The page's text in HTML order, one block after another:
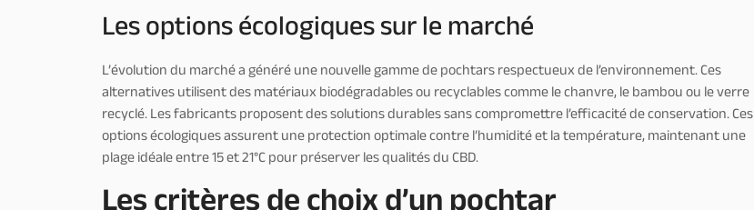
Les options écologiques sur le marché
L’évolution du marché a généré une nouvelle gamme de pochtars respectueux de l’environnement. Ces
alternatives utilisent des matériaux biodégradables ou recyclables comme le chanvre, le bambou ou le verre
recyclé. Les fabricants proposent des solutions durables sans compromettre l’efficacité de conservation. Ces
options écologiques assurent une protection optimale contre l’humidité et la température, maintenant une
plage idéale entre 15 et 21°C pour préserver les qualités du CBD.